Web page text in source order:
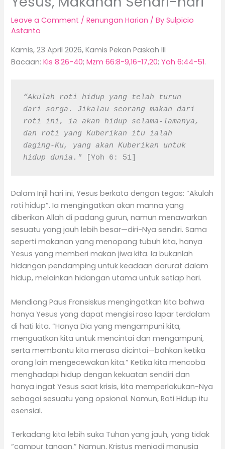
Leave a Comment /Renungan Harian / BySulpicio
Astanto
Kamis, 23 April 2026, Kamis Pekan Paskah III
Bacaan:Kis 8:26-40;Mzm 66:8-9,16-17,20;Yoh 6:44-51.
“Akulah roti hidup yang telah turun
dari sorga. Jikalau seorang makan dari
roti ini, ia akan hidup selama-lamanya,
dan roti yang Kuberikan itu ialah
daging-Ku, yang akan Kuberikan untuk
hidup dunia." [Yoh 6: 51]
Dalam Injil hari ini, Yesus berkata dengan tegas: “Akulah
roti hidup”. Ia mengingatkan akan manna yang
diberikan Allah di padang gurun, namun menawarkan
sesuatu yang jauh lebih besar—diri-Nya sendiri. Sama
seperti makanan yang menopang tubuh kita, hanya
Yesus yang memberi makan jiwa kita. Ia bukanlah
hidangan pendamping untuk keadaan darurat dalam
hidup, melainkan hidangan utama untuk setiap hari.
Mendiang Paus Fransiskus mengingatkan kita bahwa
hanya Yesus yang dapat mengisi rasa lapar terdalam
di hati kita. “Hanya Dia yang mengampuni kita,
menguatkan kita untuk mencintai dan mengampuni,
serta membantu kita merasa dicintai—bahkan ketika
orang lain mengecewakan kita.” Ketika kita mencoba
menghadapi hidup dengan kekuatan sendiri dan
hanya ingat Yesus saat krisis, kita memperlakukan-Nya
sebagai sesuatu yang opsional. Namun, Roti Hidup itu
esensial.
Terkadang kita lebih suka Tuhan yang jauh, yang tidak
“campur tangan.” Namun, Kristus menjadi manusia